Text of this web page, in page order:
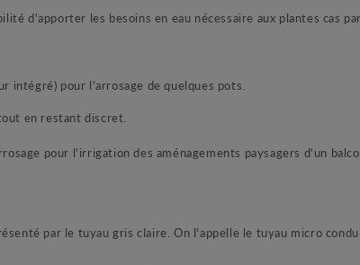
d'apporter les besoins en eau nécessaire aux plantes cas par
pour l'arrosage de quelques pots.
en restant discret.
pour l'irrigation des aménagements paysagers d'un
par le tuyau gris claire. On l'appelle le tuyau micro